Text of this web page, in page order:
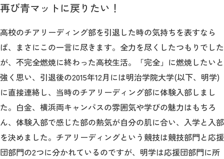
再び青マットに戻りたい！
高校のチアリーディング部を引退した時の気持ちを表すなら
ば、まさにこの一言に尽きます。全力を尽くしたつもりでした
が、不完全燃焼に終わった高校生活。「完全」に燃焼したいと
強く思い、引退後の2015年12月には明治学院大学(以下、明学)
に直接連絡し、当時のチアリーディング部に体験入部しまし
た。白金、横浜両キャンパスの雰囲気や学びの魅力はもちろ
ん、体験入部で感じた部の熱気が自分の肌に合い、入学と入部
を決めました。チアリーディングという競技は競技部門と応援
団部門の2つに分かれているのですが、明学は応援団部門に所